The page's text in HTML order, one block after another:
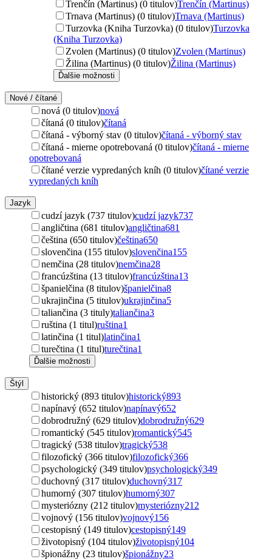
Trenčín (Martinus) (0 titulov)Trenčín (Martinus)
Trnava (Martinus) (0 titulov)Trnava (Martinus)
Turzovka (Kniha Turzovka) (0 titulov)Turzovka
(Kniha Turzovka)
Zvolen (Martinus) (0 titulov)Zvolen (Martinus)
Žilina (Martinus) (0 titulov)Žilina (Martinus)
Ďalšie možnosti
Nové / čítané
nová (0 titulov)nová
čítaná (0 titulov)čítaná
čítaná - výborný stav (0 titulov)čítaná - výborný stav
čítaná - mierne opotrebovaná (0 titulov)čítaná - mierne
opotrebovaná
čítané verzie vypredaných kníh (0 titulov)čítané verzie
vypredaných kníh
Jazyk
cudzí jazyk (737 titulov)cudzí jazyk737
angličtina (681 titulov)angličtina681
čeština (650 titulov)čeština650
slovenčina (155 titulov)slovenčina155
nemčina (28 titulov)nemčina28
francúzština (13 titulov)francúzština13
španielčina (8 titulov)španielčina8
ukrajinčina (5 titulov)ukrajinčina5
taliančina (3 tituly)taliančina3
ruština (1 titul)ruština1
latinčina (1 titul)latinčina1
turečtina (1 titul)turečtina1
Ďalšie možnosti
Štýl
historický (893 titulov)historický893
napínavý (652 titulov)napínavý652
dobrodružný (629 titulov)dobrodružný629
romantický (545 titulov)romantický545
tragický (538 titulov)tragický538
filozofický (366 titulov)filozofický366
psychologický (349 titulov)psychologický349
duchovný (317 titulov)duchovný317
humorný (307 titulov)humorný307
mysteriózny (212 titulov)mysteriózny212
vojnový (156 titulov)vojnový156
cestopisný (149 titulov)cestopisný149
životopisný (104 titulov)životopisný104
špionážny (23 titulov)špionážny23